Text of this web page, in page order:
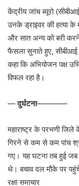
केंद्रीय जांच ब्यूरो
उनके ड्राइवर की हत्या के
और सात अन्य को बरी
फैसला सुनाते हुए, सीबीआई
कहा कि अभियोजन पक्ष
विफल रहा है।
—दुर्घटना————
महाराष्ट्र के परभणी
गिरने से कम से कम पांच
गए। यह घटना तब हुई जब
थे। बचाव दल मौके पर
रक्षा समाचार